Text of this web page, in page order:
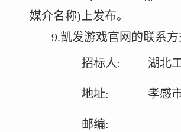
媒介名称) 上发布。
9.凯发游戏官网的联系方
招标人: 湖北
地址: 孝感
邮编: